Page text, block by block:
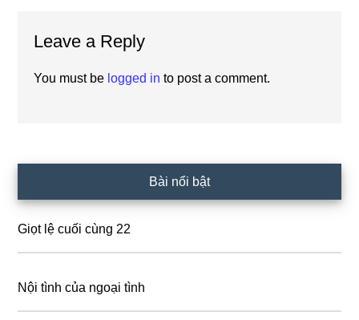
Interactions
Leave a Reply
You must be logged in to post a comment.
Sidebar
Bài nổi bật
Giọt lệ cuối cùng 22
Nội tình của ngoại tình